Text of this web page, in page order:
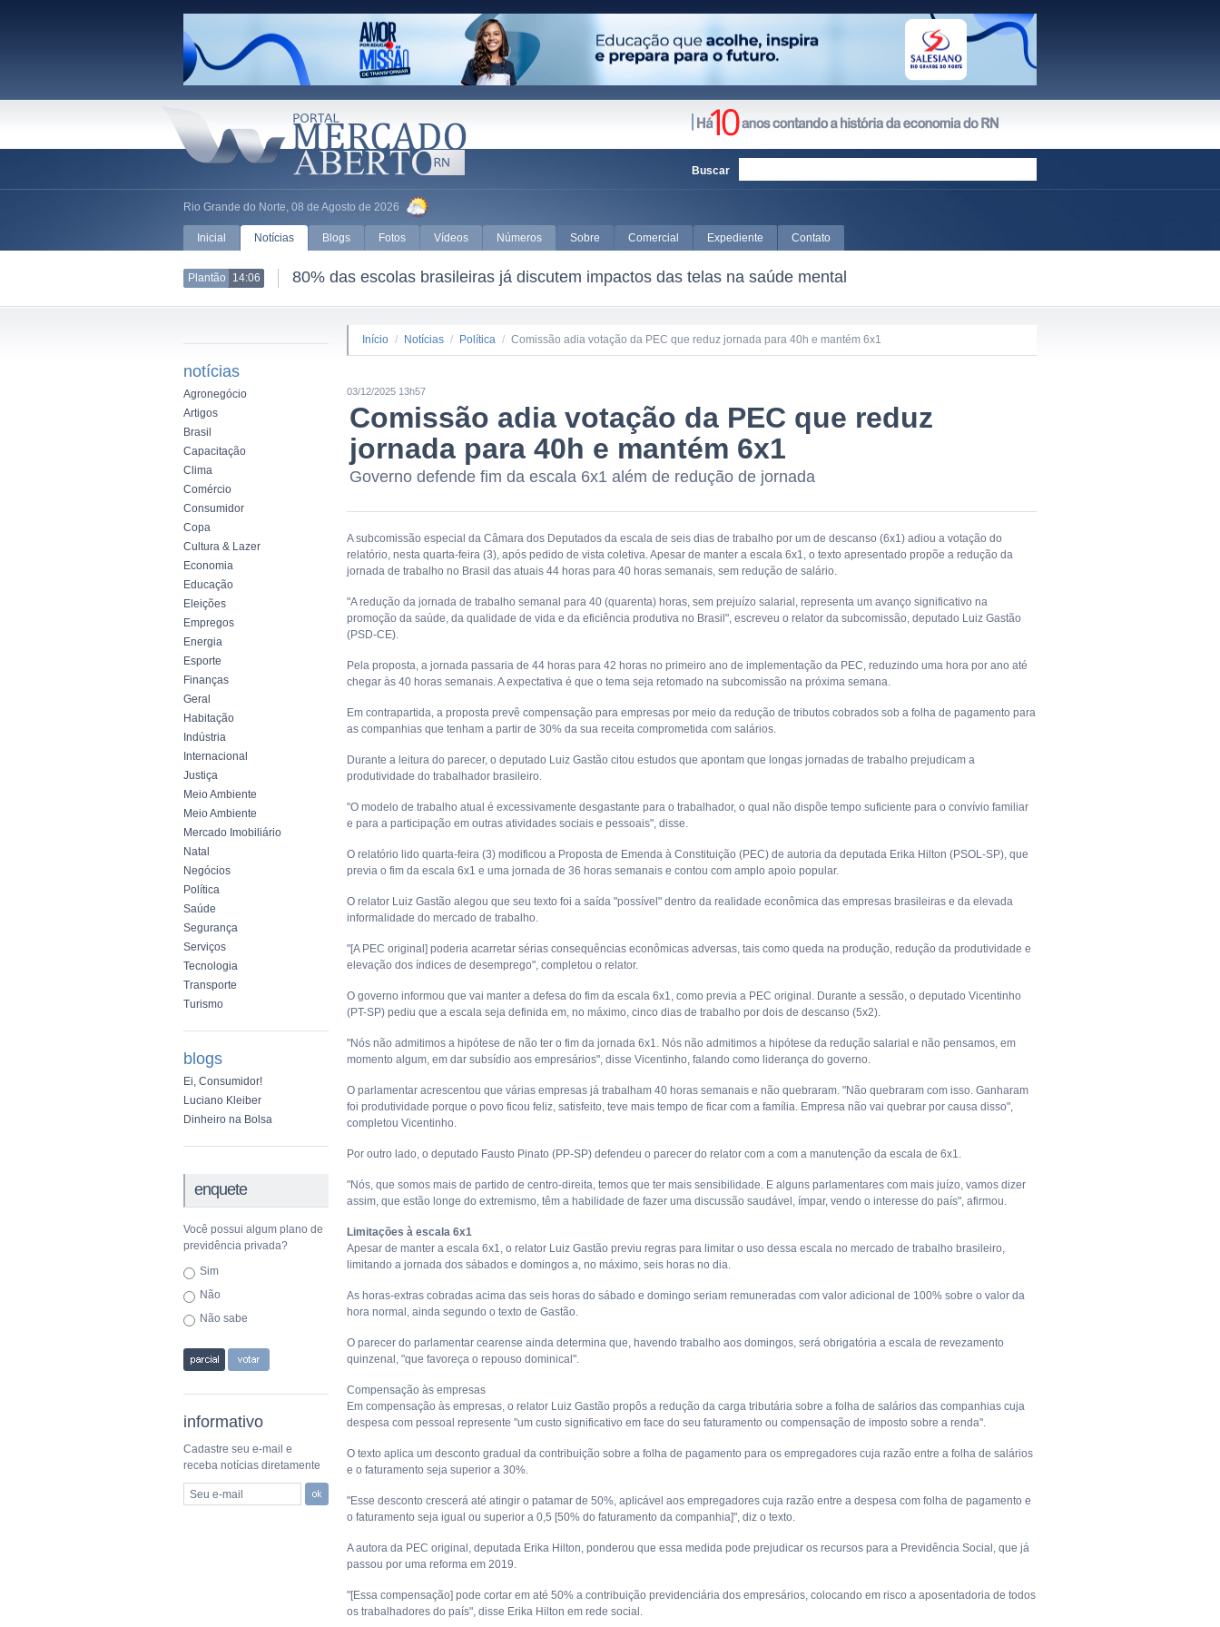
Rio Grande do Norte, 08 de Agosto de 2026
Buscar
Inicial Notícias Blogs Fotos Vídeos Números Sobre Comercial Expediente Contato
Plantão 14:06 80% das escolas brasileiras já discutem impactos das telas na saúde mental
notícias
Agronegócio
Artigos
Brasil
Capacitação
Clima
Comércio
Consumidor
Copa
Cultura & Lazer
Economia
Educação
Eleições
Empregos
Energia
Esporte
Finanças
Geral
Habitação
Indústria
Internacional
Justiça
Meio Ambiente
Meio Ambiente
Mercado Imobiliário
Natal
Negócios
Política
Saúde
Segurança
Serviços
Tecnologia
Transporte
Turismo
blogs
Ei, Consumidor!
Luciano Kleiber
Dinheiro na Bolsa
enquete
Você possui algum plano de
previdência privada?
Sim
Não
Não sabe
informativo
Cadastre seu e-mail e
receba notícias diretamente
Seu e-mail
Início / Notícias / Política / Comissão adia votação da PEC que reduz jornada para 40h e mantém 6x1
03/12/2025 13h57
Comissão adia votação da PEC que reduz
jornada para 40h e mantém 6x1
Governo defende fim da escala 6x1 além de redução de jornada
A subcomissão especial da Câmara dos Deputados da escala de seis dias de trabalho por um de descanso (6x1) adiou a votação do
relatório, nesta quarta-feira (3), após pedido de vista coletiva. Apesar de manter a escala 6x1, o texto apresentado propõe a redução da
jornada de trabalho no Brasil das atuais 44 horas para 40 horas semanais, sem redução de salário.
"A redução da jornada de trabalho semanal para 40 (quarenta) horas, sem prejuízo salarial, representa um avanço significativo na
promoção da saúde, da qualidade de vida e da eficiência produtiva no Brasil", escreveu o relator da subcomissão, deputado Luiz Gastão
(PSD-CE).
Pela proposta, a jornada passaria de 44 horas para 42 horas no primeiro ano de implementação da PEC, reduzindo uma hora por ano até
chegar às 40 horas semanais. A expectativa é que o tema seja retomado na subcomissão na próxima semana.
Em contrapartida, a proposta prevê compensação para empresas por meio da redução de tributos cobrados sob a folha de pagamento para
as companhias que tenham a partir de 30% da sua receita comprometida com salários.
Durante a leitura do parecer, o deputado Luiz Gastão citou estudos que apontam que longas jornadas de trabalho prejudicam a
produtividade do trabalhador brasileiro.
"O modelo de trabalho atual é excessivamente desgastante para o trabalhador, o qual não dispõe tempo suficiente para o convívio familiar
e para a participação em outras atividades sociais e pessoais", disse.
O relatório lido quarta-feira (3) modificou a Proposta de Emenda à Constituição (PEC) de autoria da deputada Erika Hilton (PSOL-SP), que
previa o fim da escala 6x1 e uma jornada de 36 horas semanais e contou com amplo apoio popular.
O relator Luiz Gastão alegou que seu texto foi a saída "possível" dentro da realidade econômica das empresas brasileiras e da elevada
informalidade do mercado de trabalho.
"[A PEC original] poderia acarretar sérias consequências econômicas adversas, tais como queda na produção, redução da produtividade e
elevação dos índices de desemprego", completou o relator.
O governo informou que vai manter a defesa do fim da escala 6x1, como previa a PEC original. Durante a sessão, o deputado Vicentinho
(PT-SP) pediu que a escala seja definida em, no máximo, cinco dias de trabalho por dois de descanso (5x2).
"Nós não admitimos a hipótese de não ter o fim da jornada 6x1. Nós não admitimos a hipótese da redução salarial e não pensamos, em
momento algum, em dar subsídio aos empresários", disse Vicentinho, falando como liderança do governo.
O parlamentar acrescentou que várias empresas já trabalham 40 horas semanais e não quebraram. "Não quebraram com isso. Ganharam
foi produtividade porque o povo ficou feliz, satisfeito, teve mais tempo de ficar com a família. Empresa não vai quebrar por causa disso",
completou Vicentinho.
Por outro lado, o deputado Fausto Pinato (PP-SP) defendeu o parecer do relator com a com a manutenção da escala de 6x1.
"Nós, que somos mais de partido de centro-direita, temos que ter mais sensibilidade. E alguns parlamentares com mais juízo, vamos dizer
assim, que estão longe do extremismo, têm a habilidade de fazer uma discussão saudável, ímpar, vendo o interesse do país", afirmou.
Limitações à escala 6x1
Apesar de manter a escala 6x1, o relator Luiz Gastão previu regras para limitar o uso dessa escala no mercado de trabalho brasileiro,
limitando a jornada dos sábados e domingos a, no máximo, seis horas no dia.
As horas-extras cobradas acima das seis horas do sábado e domingo seriam remuneradas com valor adicional de 100% sobre o valor da
hora normal, ainda segundo o texto de Gastão.
O parecer do parlamentar cearense ainda determina que, havendo trabalho aos domingos, será obrigatória a escala de revezamento
quinzenal, "que favoreça o repouso dominical".
Compensação às empresas
Em compensação às empresas, o relator Luiz Gastão propôs a redução da carga tributária sobre a folha de salários das companhias cuja
despesa com pessoal represente "um custo significativo em face do seu faturamento ou compensação de imposto sobre a renda".
O texto aplica um desconto gradual da contribuição sobre a folha de pagamento para os empregadores cuja razão entre a folha de salários
e o faturamento seja superior a 30%.
"Esse desconto crescerá até atingir o patamar de 50%, aplicável aos empregadores cuja razão entre a despesa com folha de pagamento e
o faturamento seja igual ou superior a 0,5 [50% do faturamento da companhia]", diz o texto.
A autora da PEC original, deputada Erika Hilton, ponderou que essa medida pode prejudicar os recursos para a Previdência Social, que já
passou por uma reforma em 2019.
"[Essa compensação] pode cortar em até 50% a contribuição previdenciária dos empresários, colocando em risco a aposentadoria de todos
os trabalhadores do país", disse Erika Hilton em rede social.